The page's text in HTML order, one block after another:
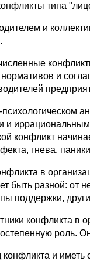
типа
и
и
и
конфликт
гнева,
в
быть разной: от
поддержки,
конфликта в
роль.
конфликта и иметь